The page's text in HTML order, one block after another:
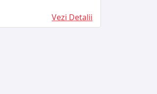
Vezi Detalii